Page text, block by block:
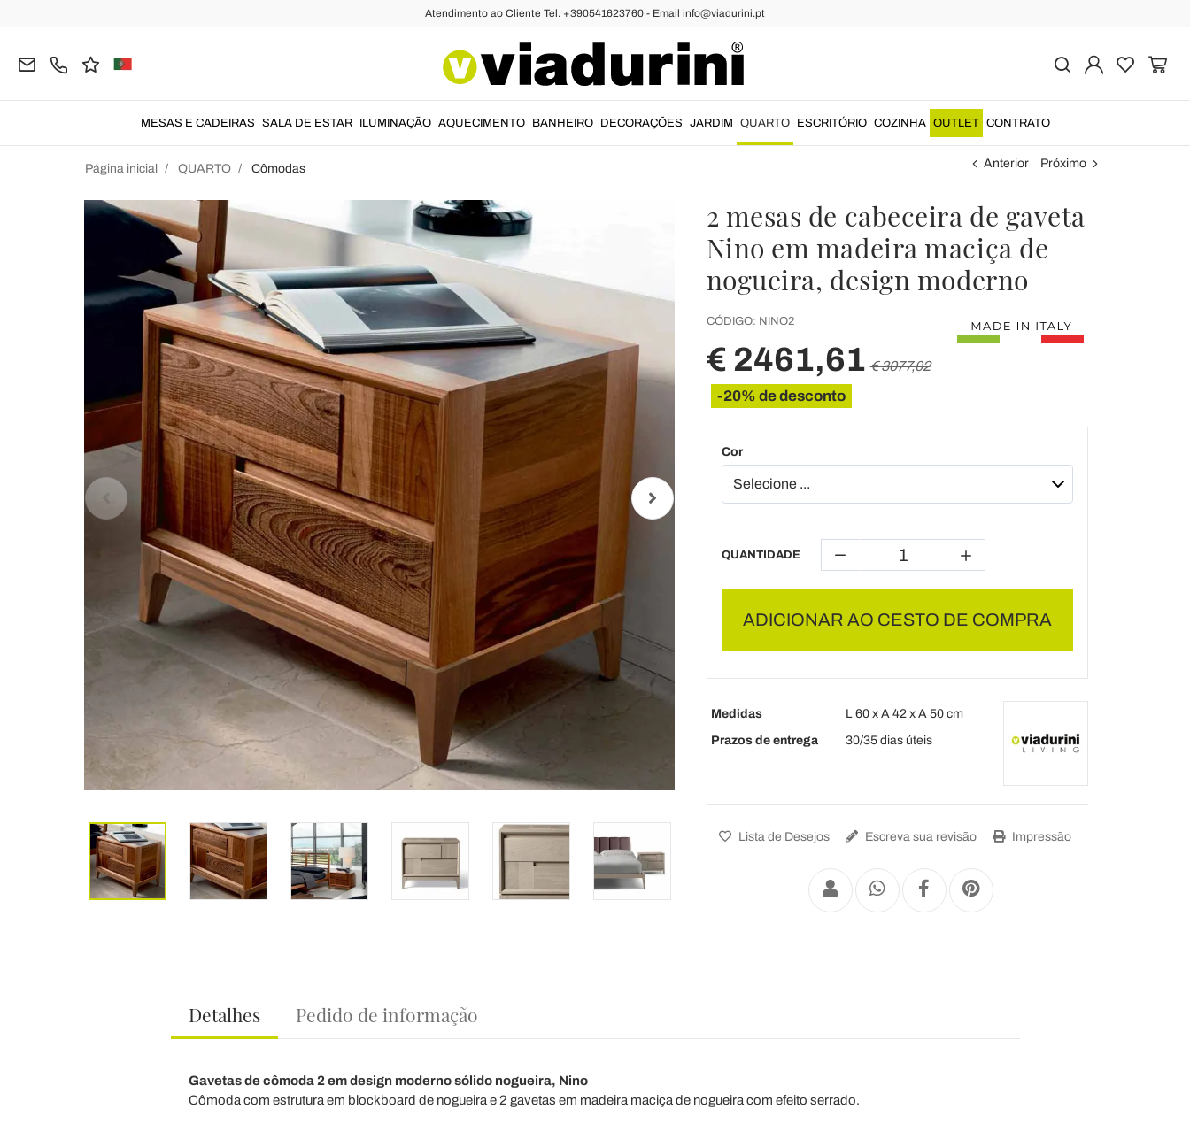
Atendimento ao Cliente Tel. +390541623760 - Email info@viadurini.pt
MESAS E CADEIRAS SALA DE ESTAR ILUMINAÇÃO AQUECIMENTO BANHEIRO DECORAÇÕES JARDIM QUARTO ESCRITÓRIO COZINHA OUTLET CONTRATO
Página inicial QUARTO Cômodas Anterior Próximo
2 mesas de cabeceira de gaveta
Nino em madeira maciça de
nogueira, design moderno
CÓDIGO: NINO2
€ 2461,61 € 3077,02
-20% de desconto
Cor
QUANTIDADE
ADICIONAR AO CESTO DE COMPRA
Medidas
L 60 x A 42 x A 50 cm
Prazos de entrega
30/35 dias úteis
Lista de Desejos Escreva sua revisão Impressão
Detalhes Pedido de informação
Gavetas de cômoda 2 em design moderno sólido nogueira, Nino
Cômoda com estrutura em blockboard de nogueira e 2 gavetas em madeira maciça de nogueira com efeito serrado.